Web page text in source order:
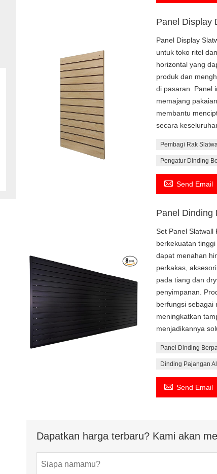
Panel Display
Panel Display
untuk toko ritel
horizontal yang
produk dan
di pasaran. Panel
memajang
membantu
secara
Pembagi Rak
Pengatur Dinding
 Send Email
Panel Dinding
Set Panel Slatwall
berkekuatan
dapat menahan
perkakas,
pada tiang dan
penyimpanan.
berfungsi sebagai
meningkatkan
menjadikannya
Panel Dinding
Dinding Pajangan
 Send Email
Dapatkan harga terbaru? Kami akan